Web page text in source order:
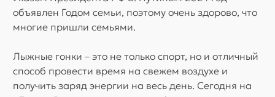
объявлен Годом семьи, поэтому очень здорово, что
многие пришли семьями.
Лыжные гонки – это не только спорт, но и отличный
способ провести время на свежем воздухе и
получить заряд энергии на весь день. Сегодня на